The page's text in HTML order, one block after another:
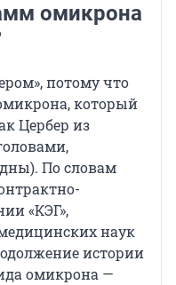
омикрона
потому что
который
Цербер из
По словам
«КЭГ»,
наук
истории
омикрона —